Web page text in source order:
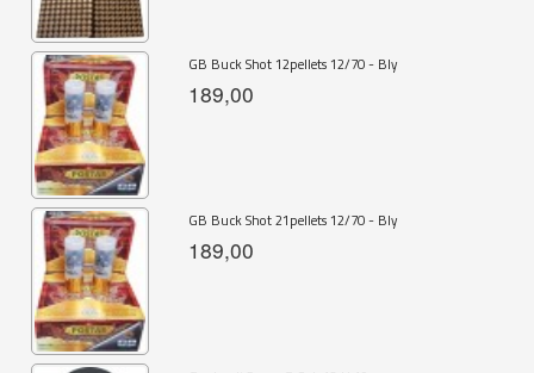
GB Buck Shot 12pellets 12/70 - Bly
189,00
GB Buck Shot 21pellets 12/70 - Bly
189,00